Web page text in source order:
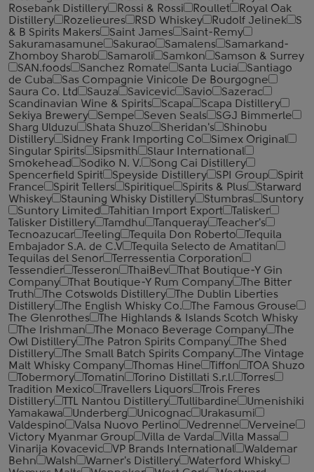
Rosebank Distillery
Rossi & Rossi Roullet
Royal Oak
Distillery
Rozelieures RSD Whiskey Rudolf Jelinek
S
& B Spirits Makers
Saint James
Saint-Remy
Sakuramasamune
Sakurao Samalens
Samarkand-
Zhomboy Sharob
Samaroli Samkon
Samson & Surrey
SAN.foods
Sanchez Romate Santa Lucia
Santiago
de Cuba
Sas Compagnie Vinicole De Bourgogne
Saura Co. Ltd
Sauza Savicevic Savio
Sazerac
Scandinavian Wine & Spirits
Scapa
Scapa Distillery
Sekiya Brewery
Sempe Seven Seals
SGJ Bimmerle
Sharg Ulduzu
Shata Shuzo Sheridan's
Shinobu
Distillery
Sidney Frank Importing Co
Simex Original
Singular Spirits
Sipsmith
Slaur International
Smokehead
Sodiko N. V.
Song Cai Distillery
Spencerfield Spirit
Speyside Distillery SPI Group
Spirit
France
Spirit Tellers Spiritique Spirits & Plus
Starward
Whiskey
Stauning Whisky Distillery Stumbras
Suntory
Suntory Limited
Tahitian Import Export
Talisker
Talisker Distillery
Tamdhu Tanqueray
Teacher's
Tecnoazucar
Teeling Tequila Don Roberto
Tequila
Embajador S.A. de C.V
Tequila Selecto de Amatitan
Tequilas del Senor
Terressentia Corporation
Tessendier
Tesseron ThaiBev
That Boutique-Y Gin
Company
That Boutique-Y Rum Company
The Bitter
Truth
The Cotswolds Distillery
The Dublin Liberties
Distillery
The English Whisky Co.
The Famous Grouse
The Glenrothes
The Highlands & Islands Scotch Whisky
The Irishman
The Monaco Beverage Company
The
Owl Distillery
The Patron Spirits Company
The Shed
Distillery
The Small Batch Spirits Company
The Vintage
Malt Whisky Company
Thomas Hine Tiffon
TOA Shuzo
Tobermory
Tomatin Torino Distillati S.r.l.
Torres
Tradition Mexico
Travellers Liquors
Trois Freres
Distillery
TTL Nantou Distillery Tullibardine
Umenishiki
Yamakawa
Underberg Unicognac
Urakasumi
Valdespino
Valsa Nuovo Perlino Vedrenne
Verveine
Victory Myanmar Group
Villa de Varda
Villa Massa
Vinarija Kovacevic
VP Brands International
Waldemar
Behn
Walsh Warner's Distillery
Waterford Whisky